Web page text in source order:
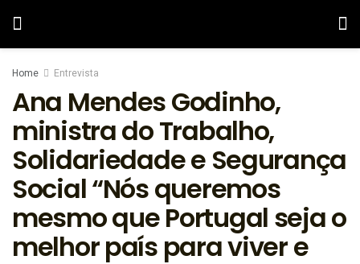
Home Entrevista
Ana Mendes Godinho,
ministra do Trabalho,
Solidariedade e Segurança
Social “Nós queremos
mesmo que Portugal seja o
melhor país para viver e